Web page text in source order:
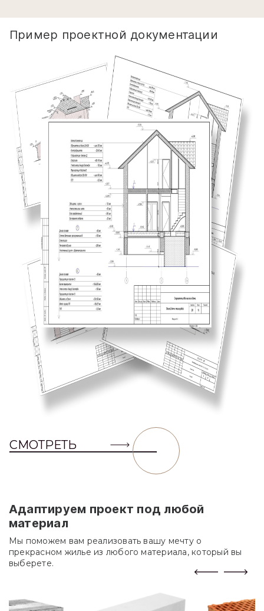
Пример проектной документации
СМОТРЕТЬ
Адаптируем проект под любой
материал
Мы поможем вам реализовать вашу мечту о
прекрасном жилье из любого материала, который вы
выберете.